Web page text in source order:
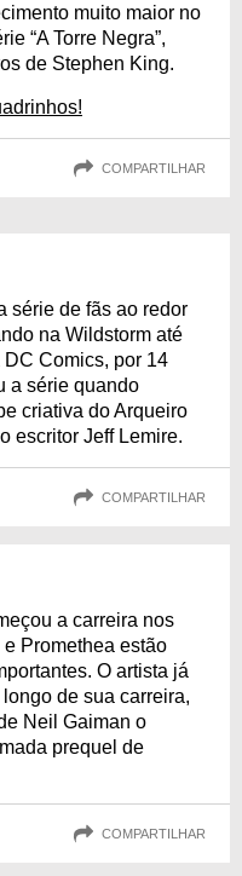
muito maior no
“A Torre Negra”,
de Stephen King.
COMPARTILHAR
série de fãs ao redor
na Wildstorm até
DC Comics, por 14
a série quando
criativa do Arqueiro
escritor Jeff Lemire.
COMPARTILHAR
a carreira nos
Promethea estão
O artista já
de sua carreira,
Neil Gaiman o
prequel de
COMPARTILHAR